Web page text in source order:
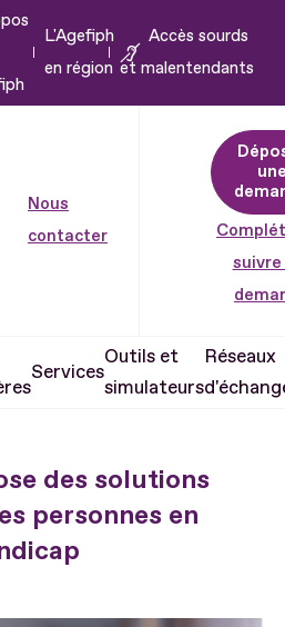
L'Agefiph
en région
Accès sourds
et malentendants
Nous
contacter
suivre
Services
Outils et
simulateurs
Réseaux
des solutions
personnes en